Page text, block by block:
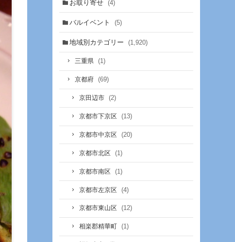
お取り寄せ (4)
バルイベント (5)
地域別カテゴリー (1,920)
三重県 (1)
京都府 (69)
京田辺市 (2)
京都市下京区 (13)
京都市中京区 (20)
京都市北区 (1)
京都市南区 (1)
京都市左京区 (4)
京都市東山区 (12)
相楽郡精華町 (1)